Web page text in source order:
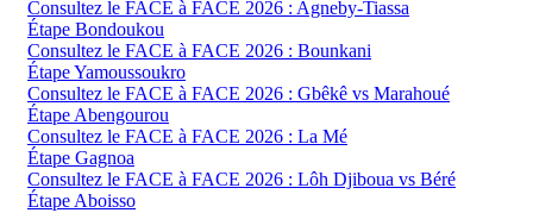
Consultez le FACE à FACE 2026 : Agneby-Tiassa
Étape Bondoukou
Consultez le FACE à FACE 2026 : Bounkani
Étape Yamoussoukro
Consultez le FACE à FACE 2026 : Gbêkê vs Marahoué
Étape Abengourou
Consultez le FACE à FACE 2026 : La Mé
Étape Gagnoa
Consultez le FACE à FACE 2026 : Lôh Djiboua vs Béré
Étape Aboisso